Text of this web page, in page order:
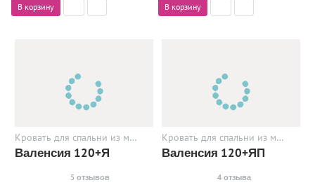
В корзину В корзину
Кровать для спальни из металла
Валенсия 120+Я
5 отзывов
Кровать для спальни из металла
Валенсия 120+ЯП
4 отзыва